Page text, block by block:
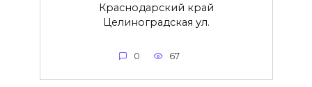
Краснодарский край
Целиноградская ул.
0 67